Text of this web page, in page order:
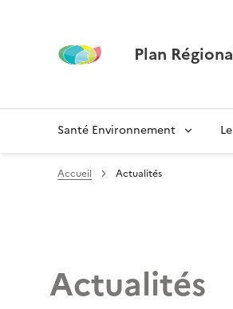
Plan
Santé Environnement
Accueil Actualités
Actualités